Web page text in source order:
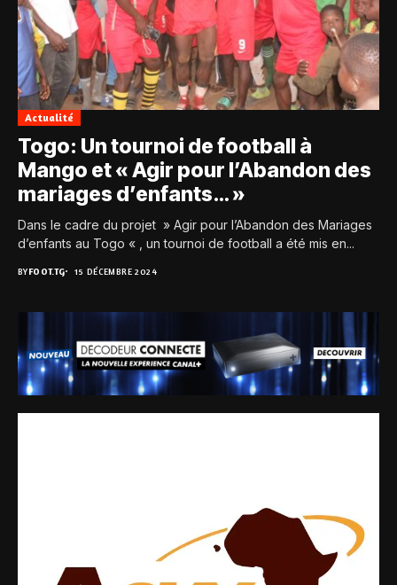
Actualité
Togo: Un tournoi de football à
Mango et « Agir pour l’Abandon des
mariages d’enfants… »
Dans le cadre du projet » Agir pour l’Abandon des Mariages
d’enfants au Togo « , un tournoi de football a été mis en...
BYFOOT.TG 15 DÉCEMBRE 2024